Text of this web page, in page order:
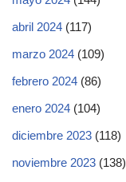
abril 2024 (117)
marzo 2024 (109)
febrero 2024 (86)
enero 2024 (104)
diciembre 2023 (118)
noviembre 2023 (138)